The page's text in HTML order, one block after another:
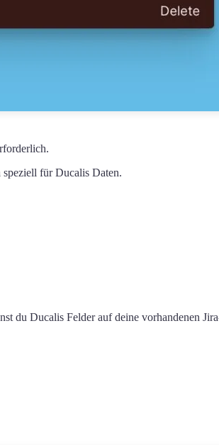
speziell fürDucalis Daten.
du Ducalis Felder auf deine vorhandenen